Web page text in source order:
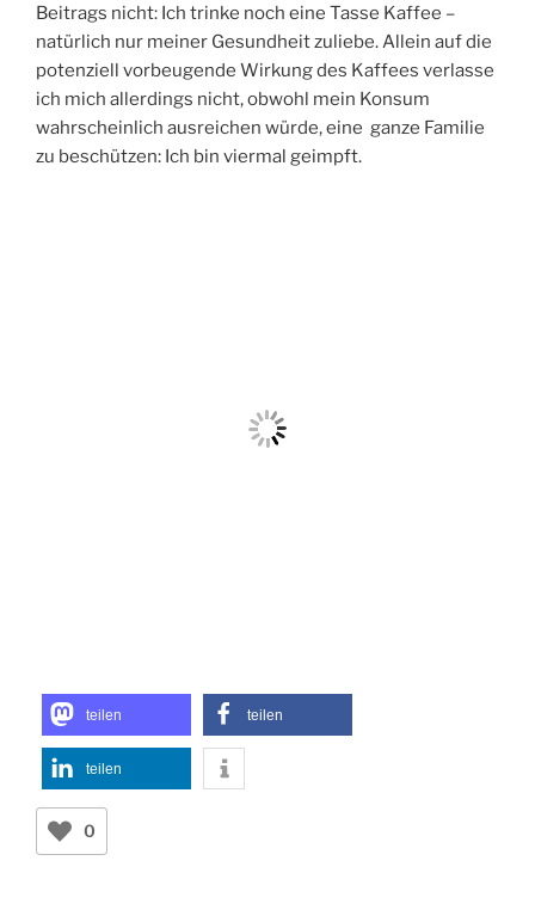
Beitrags nicht: Ich trinke noch eine Tasse Kaffee –
natürlich nur meiner Gesundheit zuliebe. Allein auf die
potenziell vorbeugende Wirkung des Kaffees verlasse
ich mich allerdings nicht, obwohl mein Konsum
wahrscheinlich ausreichen würde, eine ganze Familie
zu beschützen: Ich bin viermal geimpft.
teilen